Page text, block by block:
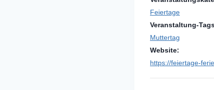
Feiertage
Veranstaltung-
Muttertag
Website:
https://feiertage-